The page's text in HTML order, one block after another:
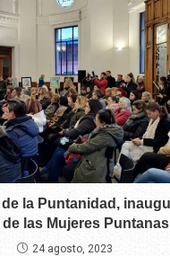
de la Puntanidad,
las Mujeres Puntanas
24 agosto, 2023